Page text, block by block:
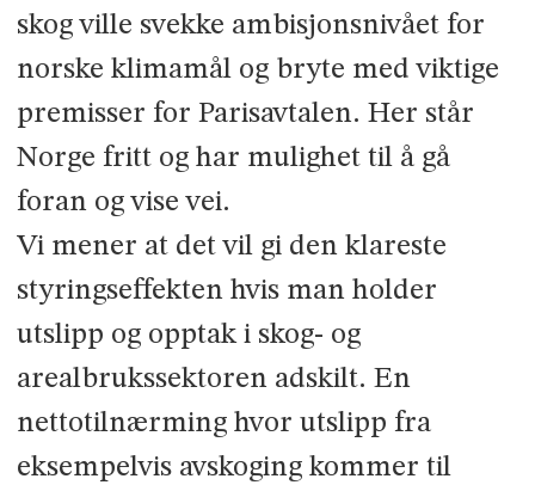
skog ville svekke ambisjonsnivået for
norske klimamål og bryte med viktige
premisser for Parisavtalen. Her står
Norge fritt og har mulighet til å gå
foran og vise vei.
Vi mener at det vil gi den klareste
styringseffekten hvis man holder
utslipp og opptak i skog- og
arealbrukssektoren adskilt. En
nettotilnærming hvor utslipp fra
eksempelvis avskoging kommer til